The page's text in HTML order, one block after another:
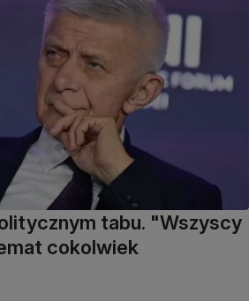
tabu. "Wszyscy
cokolwiek